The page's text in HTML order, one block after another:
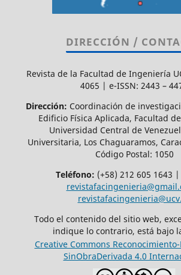
DIRECCIÓN /
Revista de la Facultad de Ingeniería
4065 | e-ISSN: 2443 –
Dirección: Coordinación de
Edificio Física Aplicada, Facultad
Universidad Central de
Universitaria, Los Chaguaramos,
Código Postal: 1050
Teléfono: (+58) 212 605 1643 |
Todo el contenido del sitio web,
indique lo contrario, está bajo
Creative Commons
SinObraDerivada 4.0